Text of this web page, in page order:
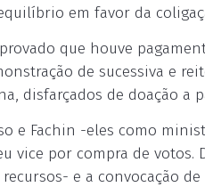
em favor da
que houve
de sucessiva e
disfarçados de doação a
e Fachin -eles como
vice por compra de
e a convocação